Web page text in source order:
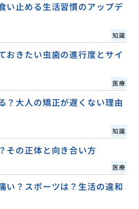
い止める生活習慣のアップデ
知識
おきたい虫歯の進行度とサイ
医療
？大人の矯正が遅くない理由
知識
その正体と向き合い方
医療
い？スポーツは？生活の違和